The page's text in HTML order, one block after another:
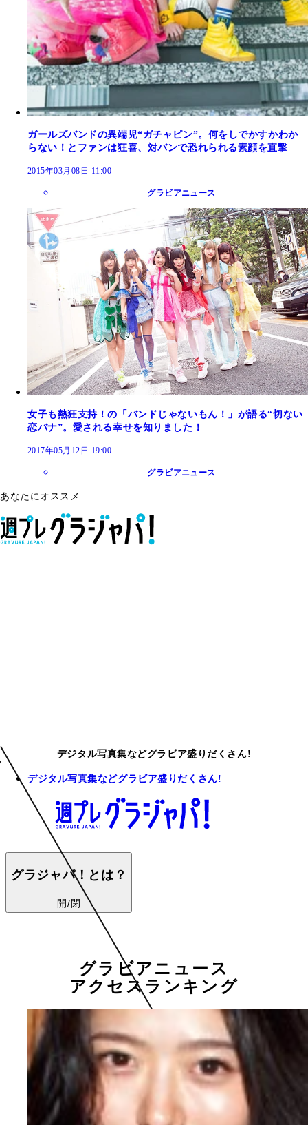
ガールズバンドの異端児“ガチャピン”。何をしでかすかわか
らない！とファンは狂喜、対バンで恐れられる素顔を直撃
2015年03月08日 11:00
グラビアニュース
女子も熱狂支持！の「バンドじゃないもん！」が語る“切ない
恋バナ”。愛される幸せを知りました！
2017年05月12日 19:00
グラビアニュース
あなたにオススメ
デジタル写真集などグラビア盛りだくさん!
デジタル写真集などグラビア盛りだくさん!
グラジャパ！とは？
開/閉
グラビアニュース
アクセスランキング